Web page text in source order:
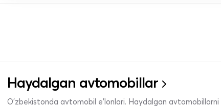
Haydalgan avtomobillar
O'zbekistonda avtomobil e’lonlari. Haydalgan